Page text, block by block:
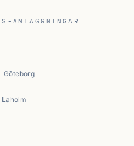
ANLÄGGNINGAR
Göteborg
Laholm